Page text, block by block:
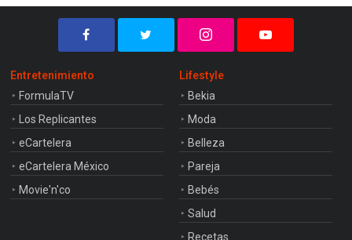
Entretenimiento
FormulaTV
Los Replicantes
eCartelera
eCartelera México
Movie'n'co
Lifestyle
Bekia
Moda
Belleza
Pareja
Bebés
Salud
Recetas